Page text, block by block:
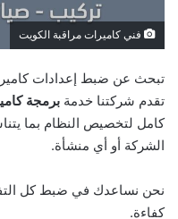
فني كاميرات مراقبة الكويت
تبحث عن ضبط إعدادات
تقدم شركتنا خدمة برمجة
كامل لتخصيص النظام بما
الشركة أو أي منشأة.
نحن نساعدك في ضبط كل
كفاءة.